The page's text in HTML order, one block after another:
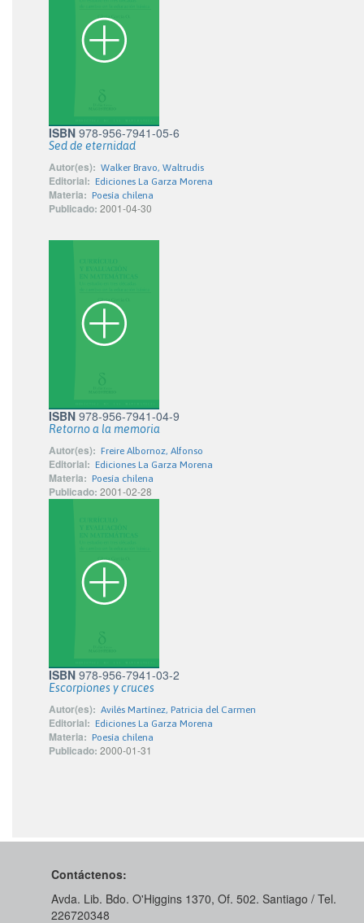
ISBN 978-956-7941-05-6
Sed de eternidad
Autor(es): Walker Bravo, Waltrudis
Editorial: Ediciones La Garza Morena
Materia: Poesía chilena
Publicado: 2001-04-30
ISBN 978-956-7941-04-9
Retorno a la memoria
Autor(es): Freire Albornoz, Alfonso
Editorial: Ediciones La Garza Morena
Materia: Poesía chilena
Publicado: 2001-02-28
ISBN 978-956-7941-03-2
Escorpiones y cruces
Autor(es): Avilés Martínez, Patricia del Carmen
Editorial: Ediciones La Garza Morena
Materia: Poesía chilena
Publicado: 2000-01-31
Contáctenos:
Avda. Lib. Bdo. O'Higgins 1370, Of. 502. Santiago / Tel.
226720348